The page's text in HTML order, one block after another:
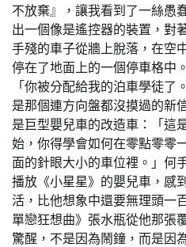
不放棄』，讓我看到了一絲愚
出一個像是遙控器的裝置，對
手殘的車子從牆上脫落，在空
停在了地面上的一個停車格中
「你被分配給我的泊車學徒
是那個連方向盤都沒摸過的新
是巨型嬰兒車的改造車：「這
始，你得學會如何在零點零零
面的針眼大小的車位裡。」何
播放《小星星》的嬰兒車，感
活，比他想象中還要無理頭一
單戀狂想曲》張水瓶從他那張
驚醒，不是因為鬧鐘，而是因